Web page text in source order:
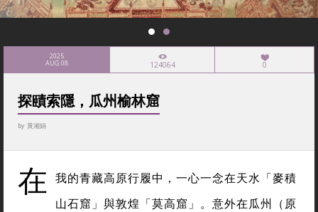
2025
AUG 08 124064 0
探賾索隱，瓜州榆林窟
by 黃湘娟
在 我的青藏高原行履中，一心一念在天水「麥積
山石窟」與敦煌「莫高窟」。意外在瓜州（原